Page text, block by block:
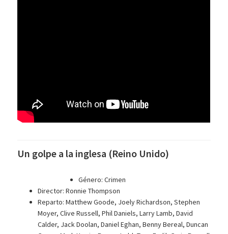
Un golpe a la inglesa (Reino Unido)
Género: Crimen
Director: Ronnie Thompson
Reparto: Matthew Goode, Joely Richardson, Stephen
Moyer, Clive Russell, Phil Daniels, Larry Lamb, David
Calder, Jack Doolan, Daniel Eghan, Benny Bereal, Duncan